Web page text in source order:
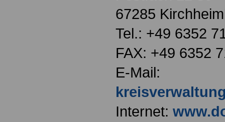
67285
Tel.: +49 6352
FAX: +49 6352
E-Mail:
Internet: